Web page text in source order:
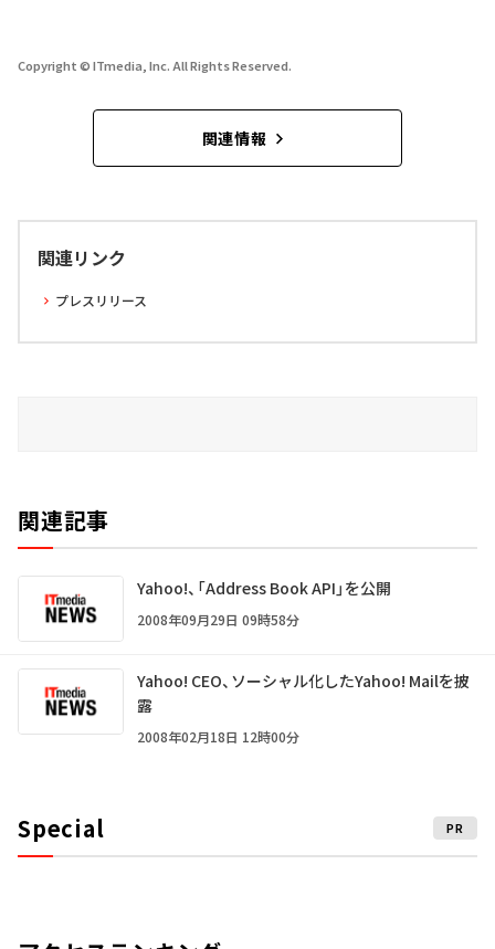
Copyright © ITmedia, Inc. All Rights Reserved.
関連情報
関連リンク
プレスリリース
関連記事
Yahoo!、「Address Book API」を公開
2008年09月29日 09時58分
Yahoo! CEO、ソーシャル化したYahoo! Mailを披
露
2008年02月18日 12時00分
Special PR